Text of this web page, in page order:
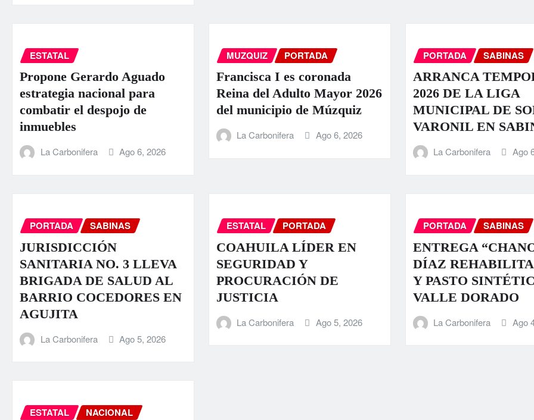
ESTATAL
Propone Gerardo Aguado
estrategia nacional para
combatir el despojo de
inmuebles
La Carbonifera Ago 6, 2026
MUZQUIZ PORTADA
Francisca I es coronada
Reina del Adulto Mayor 2026
del municipio de Múzquiz
La Carbonifera Ago 6, 2026
PORTADA SABINAS
ARRANCA
2026 DE LA LIGA
MUNICIPAL DE
VARONIL EN
La Carbonifera Ago
PORTADA SABINAS
JURISDICCIÓN
SANITARIA NO. 3 LLEVA
BRIGADA DE SALUD AL
BARRIO COCEDORES EN
AGUJITA
La Carbonifera Ago 5, 2026
ESTATAL PORTADA
COAHUILA LÍDER EN
SEGURIDAD Y
PROCURACIÓN DE
JUSTICIA
La Carbonifera Ago 5, 2026
PORTADA SABINAS
ENTREGA
DÍAZ
Y PASTO
VALLE DORADO
La Carbonifera Ago
ESTATAL
NACIONAL